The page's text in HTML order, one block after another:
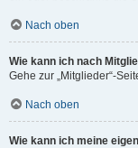
Nach oben
Wie kann ich nach
Gehe zur „Mitglieder“-
Nach oben
Wie kann ich meine